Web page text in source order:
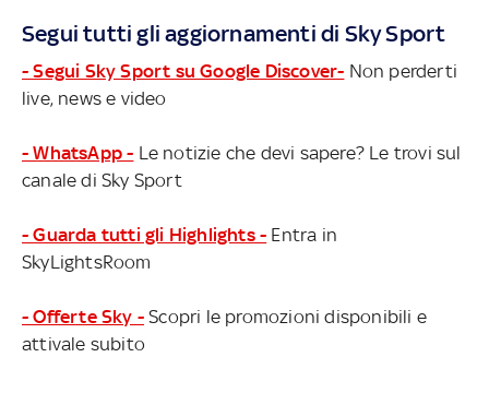
Segui tutti gli aggiornamenti di Sky Sport
- Segui Sky Sport su Google Discover- Non perderti
live, news e video
- WhatsApp - Le notizie che devi sapere? Le trovi sul
canale di Sky Sport
- Guarda tutti gli Highlights - Entra in
SkyLightsRoom
- Offerte Sky - Scopri le promozioni disponibili e
attivale subito